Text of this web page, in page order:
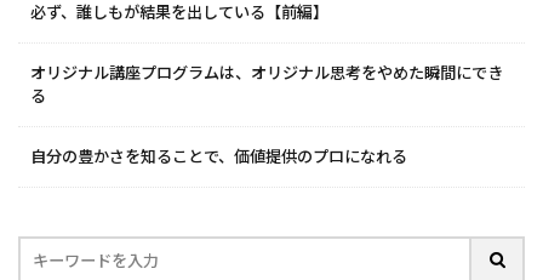
必ず、誰しもが結果を出している【前編】
オリジナル講座プログラムは、オリジナル思考をやめた瞬間にでき
る
自分の豊かさを知ることで、価値提供のプロになれる